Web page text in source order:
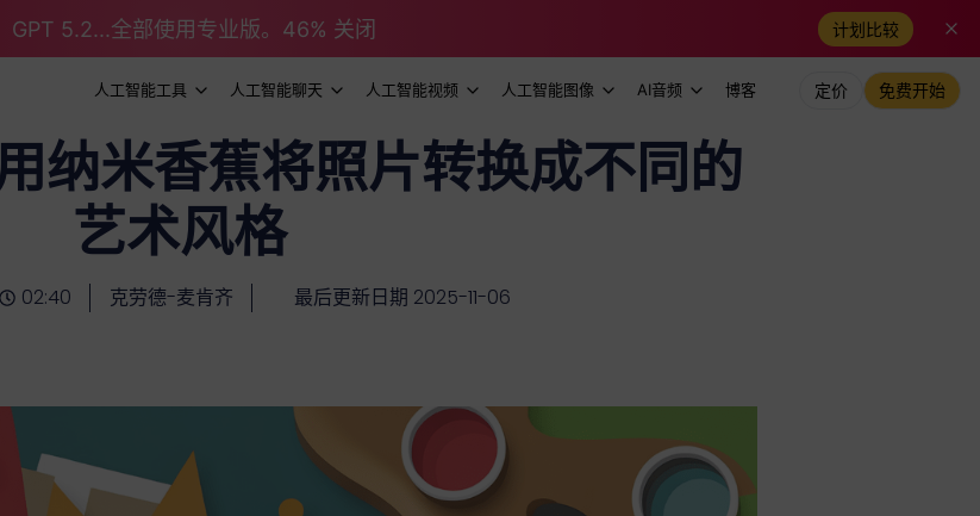
5.2...全部使用专业版。46% 关闭 计划比较
人工智能工具 人工智能聊天 人工智能视频 人工智能图像 AI音频 博客 定价 免费开始
纳米香蕉将照片转换成不同的
艺术风格
02:40 克劳德-麦肯齐 最后更新日期 2025-11-06